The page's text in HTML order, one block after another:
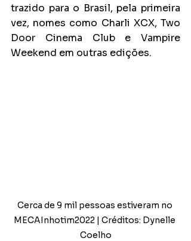
trazido para o Brasil, pela primeira
vez, nomes como Charli XCX, Two
Door Cinema Club e Vampire
Weekend em outras edições.
Cerca de 9 mil pessoas estiveram no
MECAInhotim2022 | Créditos: Dynelle
Coelho